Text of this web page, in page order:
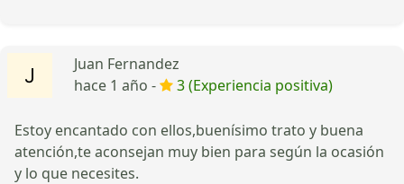
Juan Fernandez
hace 1 año -
3 (Experiencia positiva)
Estoy encantado con ellos,buenísimo trato y buena
atención,te aconsejan muy bien para según la ocasión
y lo que necesites.